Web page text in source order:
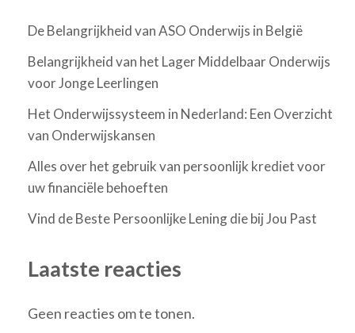
De Belangrijkheid van ASO Onderwijs in België
Belangrijkheid van het Lager Middelbaar Onderwijs
voor Jonge Leerlingen
Het Onderwijssysteem in Nederland: Een Overzicht
van Onderwijskansen
Alles over het gebruik van persoonlijk krediet voor
uw financiële behoeften
Vind de Beste Persoonlijke Lening die bij Jou Past
Laatste reacties
Geen reacties om te tonen.